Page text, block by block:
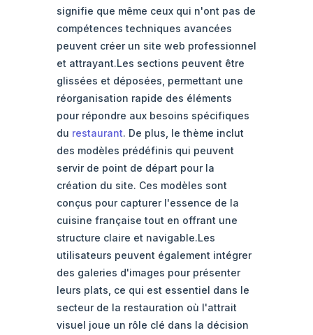
signifie que même ceux qui n'ont pas de
compétences techniques avancées
peuvent créer un site web professionnel
et attrayant.Les sections peuvent être
glissées et déposées, permettant une
réorganisation rapide des éléments
pour répondre aux besoins spécifiques
du restaurant. De plus, le thème inclut
des modèles prédéfinis qui peuvent
servir de point de départ pour la
création du site. Ces modèles sont
conçus pour capturer l'essence de la
cuisine française tout en offrant une
structure claire et navigable.Les
utilisateurs peuvent également intégrer
des galeries d'images pour présenter
leurs plats, ce qui est essentiel dans le
secteur de la restauration où l'attrait
visuel joue un rôle clé dans la décision